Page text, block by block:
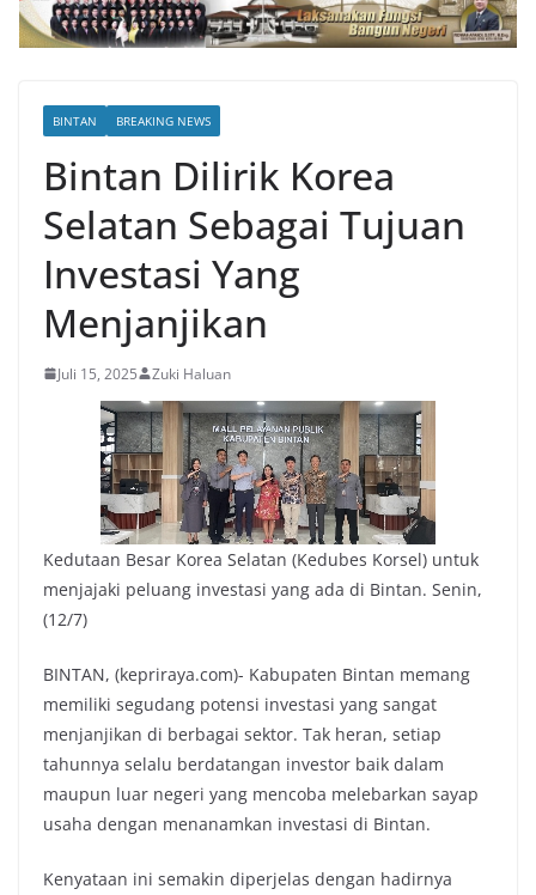
BINTAN BREAKING NEWS
Bintan Dilirik Korea
Selatan Sebagai Tujuan
Investasi Yang
Menjanjikan
Juli 15, 2025 Zuki Haluan
Kedutaan Besar Korea Selatan (Kedubes Korsel) untuk
menjajaki peluang investasi yang ada di Bintan. Senin,
(12/7)
BINTAN, (kepriraya.com)- Kabupaten Bintan memang
memiliki segudang potensi investasi yang sangat
menjanjikan di berbagai sektor. Tak heran, setiap
tahunnya selalu berdatangan investor baik dalam
maupun luar negeri yang mencoba melebarkan sayap
usaha dengan menanamkan investasi di Bintan.
Kenyataan ini semakin diperjelas dengan hadirnya